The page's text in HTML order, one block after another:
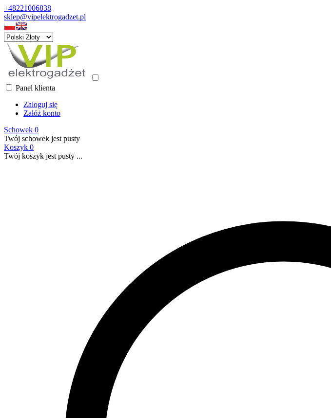
+48221006838
sklep@vipelektrogadzet.pl
Panel klienta
Zaloguj się
Załóż konto
Schowek 0
Twój schowek jest pusty
Koszyk 0
Twój koszyk jest pusty ...